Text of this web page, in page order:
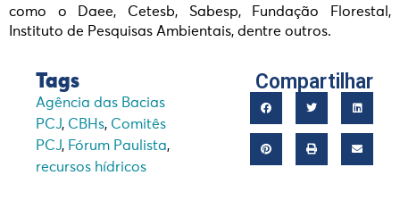
como o Daee, Cetesb, Sabesp, Fundação Florestal,
Instituto de Pesquisas Ambientais, dentre outros.
Tags
Agência das Bacias
PCJ, CBHs, Comitês
PCJ, Fórum Paulista,
recursos hídricos
Compartilhar